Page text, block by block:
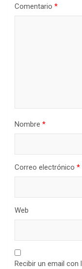
Comentario *
Nombre *
Correo electrónico *
Web
Recibir un email